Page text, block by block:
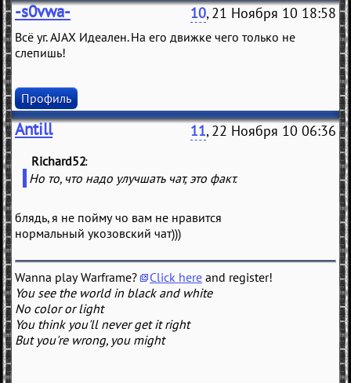
-s0vwa- 10, 21 Ноября 10 18:58
Всё уг. AJAX Идеален. На его движке чего только не
слепишь!
Профиль
Antill 11, 22 Ноября 10 06:36
Richard52
Но то, что надо улучшать чат, это факт.
блядь, я не пойму чо вам не нравится
нормальный укозовский чат)))
Wanna play Warframe? Click here and register!
You see the world in black and white
No color or light
You think you'll never get it right
But you're wrong, you might